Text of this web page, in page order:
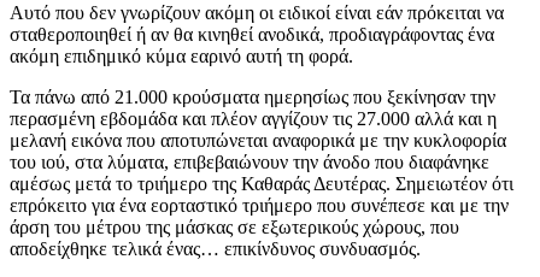
Αυτό που δεν γνωρίζουν ακόμη οι ειδικοί είναι εάν πρόκειται να
σταθεροποιηθεί ή αν θα κινηθεί ανοδικά, προδιαγράφοντας ένα
ακόμη επιδημικό κύμα εαρινό αυτή τη φορά.
Τα πάνω από 21.000 κρούσματα ημερησίως που ξεκίνησαν την
περασμένη εβδομάδα και πλέον αγγίζουν τις 27.000 αλλά και η
μελανή εικόνα που αποτυπώνεται αναφορικά με την κυκλοφορία
του ιού, στα λύματα, επιβεβαιώνουν την άνοδο που διαφάνηκε
αμέσως μετά το τριήμερο της Καθαράς Δευτέρας. Σημειωτέον ότι
επρόκειτο για ένα εορταστικό τριήμερο που συνέπεσε και με την
άρση του μέτρου της μάσκας σε εξωτερικούς χώρους, που
αποδείχθηκε τελικά ένας… επικίνδυνος συνδυασμός.